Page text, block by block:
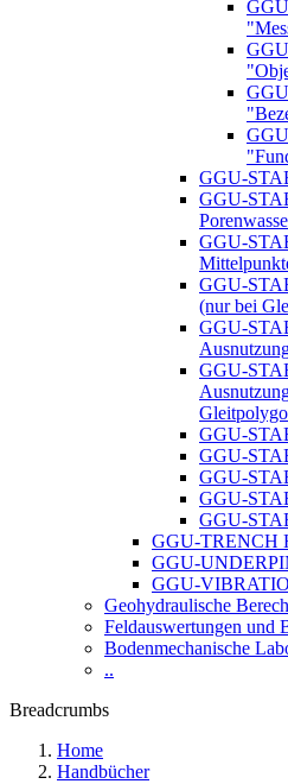
GGU-
GGU-
GGU-
GGU-
(nur bei
GGU-
GGU-
GGU-
GGU-
GGU-
GGU-
GGU-
GGU-TRENCH
GGU-
GGU-
Geohydraulische
Feldauswertungen und
Bodenmechanische
..
Breadcrumbs
Home
Handbücher